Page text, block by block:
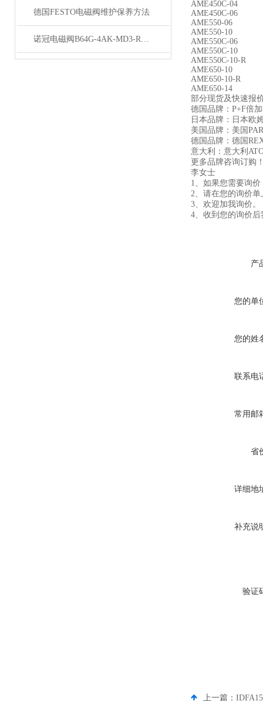
德国FESTO电磁阀维护保养方法
诺冠电磁阀B64G-4AK-MD3-RMG结构
AME450C-04
AME450C-06
AME550-06
AME550-10
AME550C-06
AME550C-10
AME550C-10-R
AME650-10
AME650-10-R
AME650-14
部分现货及快速报
德国品牌：P+F倍
日本品牌：日本欧
美国品牌：美国
德国品牌：德国
意大利：意大利
更多品牌咨询订购
李女士
1、如果您需要询
2、请在您的询价
3、欢迎加我询价。
4、收到您的询价
产
您的单
您的姓
联系电
常用邮
省
详细地
补充说
验证
上一篇：